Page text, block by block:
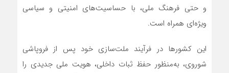
و حتی فرهنگ ملی، با حساسیت‌های امنیتی و سیاسی
ویژه‌ای همراه است.
این کشورها در فرآیند ملت‌سازی خود پس از فروپاشی
شوروی، به‌منظور حفظ ثبات داخلی، هویت ملی جدیدی را